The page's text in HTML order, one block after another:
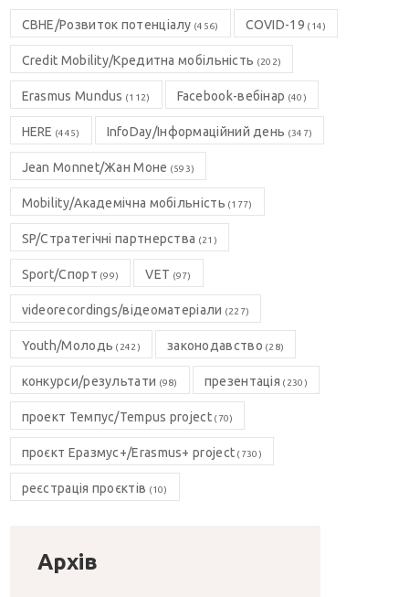
CBHE/Розвиток потенціалу (456) COVID-19 (14)
Credit Mobility/Кредитна мобільність (202)
Erasmus Mundus (112) Facebook-вебінар (40)
HERE (445) InfoDay/Інформаційний день (347)
Jean Monnet/Жан Моне (593)
Mobility/Академічна мобільність (177)
SP/Стратегічні партнерства (21)
Sport/Спорт (99) VET (97)
videorecordings/відеоматеріали (227)
Youth/Молодь (242) законодавство (28)
конкурси/результати (98) презентація (230)
проект Темпус/Tempus project(70)
проєкт Еразмус+/Erasmus+ project (730)
реєстрація проєктів (10)
Архів